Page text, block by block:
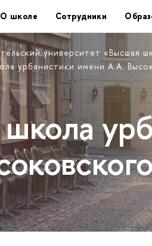
О школе Сотрудники
университет «Высшая
урбанистики имени А.А.